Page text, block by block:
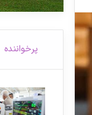
پرخواننده